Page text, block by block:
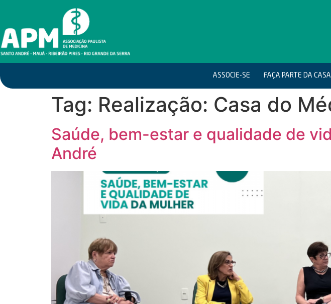
ASSOCIE-SE FAÇA PARTE DA
Tag: Realização: Casa do
Saúde, bem-estar e qualidade de
André